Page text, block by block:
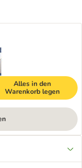
Alles in den
Warenkorb legen